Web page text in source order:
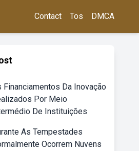
Contact Tos DMCA
Financiamentos Da Inovação
Por Meio
De Instituições
As Tempestades
Ocorrem Nuvens